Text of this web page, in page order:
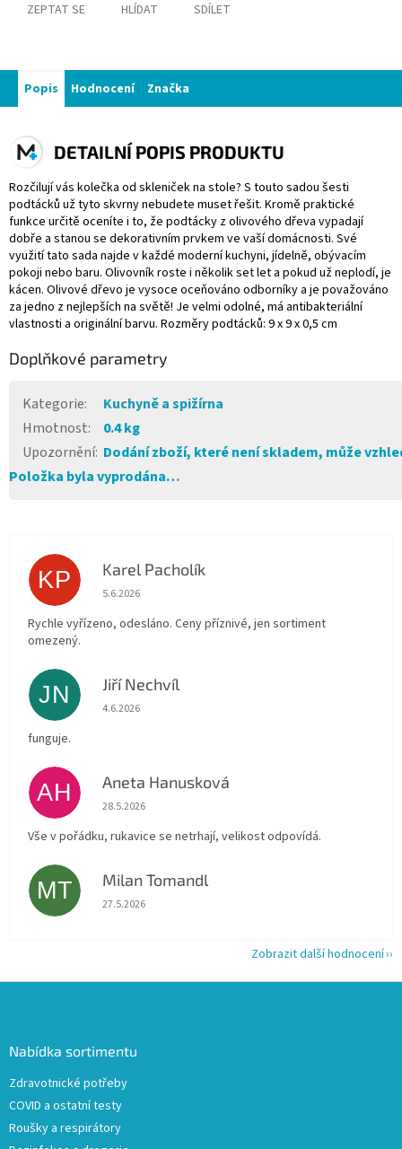
ZEPTAT SE HLÍDAT SDÍLET
Popis Hodnocení Značka
DETAILNÍ POPIS PRODUKTU
Rozčilují vás kolečka od skleniček na stole? S touto sadou šesti
podtácků už tyto skvrny nebudete muset řešit. Kromě praktické
funkce určitě oceníte i to, že podtácky z olivového dřeva vypadají
dobře a stanou se dekorativním prvkem ve vaší domácnosti. Své
využití tato sada najde v každé moderní kuchyni, jídelně, obývacím
pokoji nebo baru. Olivovník roste i několik set let a pokud už neplodí, je
kácen. Olivové dřevo je vysoce oceňováno odborníky a je považováno
za jedno z nejlepších na světě! Je velmi odolné, má antibakteriální
vlastnosti a originální barvu. Rozměry podtácků: 9 x 9 x 0,5 cm
Doplňkové parametry
Kategorie:
Kuchyně a spižírna
Hmotnost:
0.4 kg
Upozornění: Dodání zboží, které není skladem, může
Položka byla vyprodána…
KP Karel Pacholík
Hodnocení obchodu je 4 z 5 hvězdiček.
5.6.2026
Rychle vyřízeno, odesláno. Ceny příznivé, jen sortiment
omezený.
JN Jiří Nechvíl
Hodnocení obchodu je 5 z 5 hvězdiček.
4.6.2026
funguje.
AH Aneta Hanusková
Hodnocení obchodu je 5 z 5 hvězdiček.
28.5.2026
Vše v pořádku, rukavice se netrhají, velikost odpovídá.
MT Milan Tomandl
Hodnocení obchodu je 5 z 5 hvězdiček.
27.5.2026
Zobrazit další hodnocení
Nabídka sortimentu
Zdravotnické potřeby
COVID a ostatní testy
Roušky a respirátory